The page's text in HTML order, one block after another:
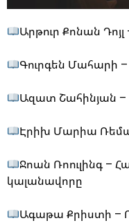
Արթուր Քոնան
Գուրգեն Մահարի
Ազատ Շահինյան –
Էրիխ Մարիա
Ջոան Ռոուլինգ –
կալանավորը
Ագաթա Քրիստի –